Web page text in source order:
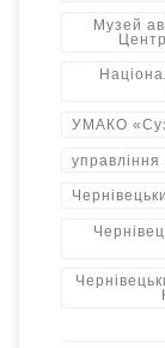
Музей
УМАКО
управління